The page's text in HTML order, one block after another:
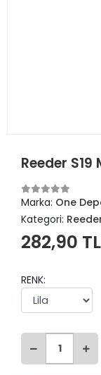
Reeder S19
Marka: One
Kategori:
282,90 TL
RENK: